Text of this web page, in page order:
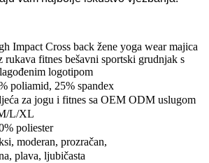
gh Impact Cross back žene yoga wear majica
rukava fitnes bešavni sportski grudnjak s
logotipom
poliamid, 25% spandex
za jogu i fitnes sa OEM ODM uslugom
L/XL
poliester
moderan, prozračan,
plava, ljubičasta